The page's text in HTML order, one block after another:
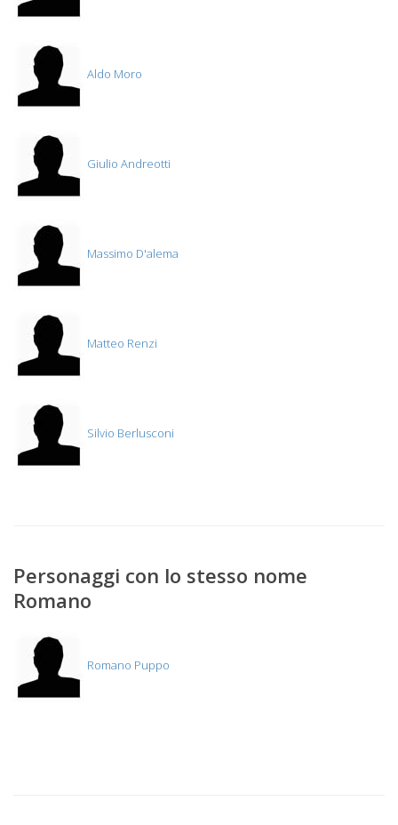
Aldo Moro
Giulio Andreotti
Massimo D'alema
Matteo Renzi
Silvio Berlusconi
Personaggi con lo stesso nome
Romano
Romano Puppo